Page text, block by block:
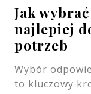
Jak
najlepiej
potrzeb
Wybór
to kluczowy